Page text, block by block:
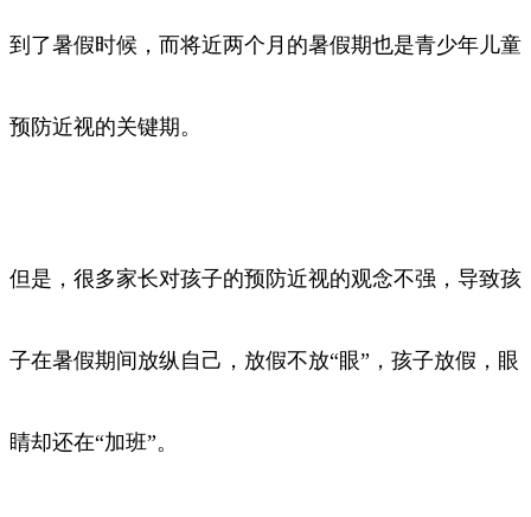
到了暑假时候，而将近两个月的暑假期也是青少年儿童
预防近视的关键期。
但是，很多家长对孩子的预防近视的观念不强，导致孩
子在暑假期间放纵自己，放假不放“眼”，孩子放假，眼
睛却还在“加班”。